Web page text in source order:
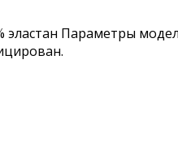
эластан Параметры